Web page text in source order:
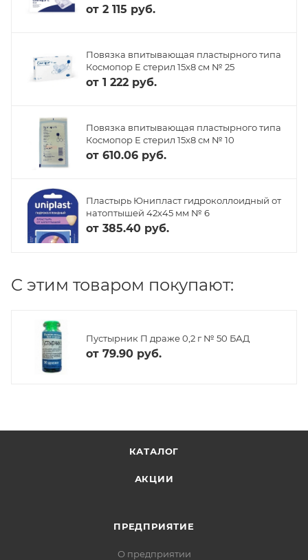
от 2 115 руб.
Повязка впитывающая пластырного типа
Космопор Е стерил 15х8 см № 25
от 1 222 руб.
Повязка впитывающая пластырного типа
Космопор Е стерил 15х8 см № 10
от 610.06 руб.
Пластырь Юнипласт гидроколлоидный от
натоптышей 42х45 мм № 6
от 385.40 руб.
C этим товаром покупают:
Пустырник П драже 0,2 г № 50 БАД
от 79.90 руб.
КАТАЛОГ
АКЦИИ
ПРЕДПРИЯТИЕ
О предприятии